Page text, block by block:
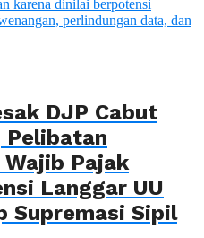
DJP Cabut
Pelibatan
Pajak
Langgar UU
Supremasi Sipil